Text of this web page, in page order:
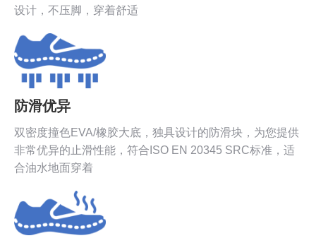
设计，不压脚，穿着舒适
防滑优异
双密度撞色EVA/橡胶大底，独具设计的防滑块，为您提供
非常优异的止滑性能，符合ISO EN 20345 SRC标准，适
合油水地面穿着